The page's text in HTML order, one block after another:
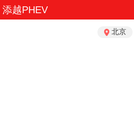
添越PHEV
北京